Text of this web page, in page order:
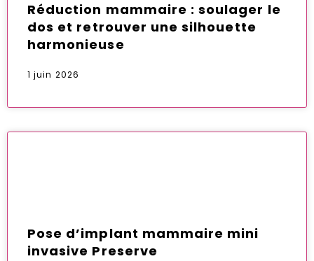
Réduction mammaire : soulager le
dos et retrouver une silhouette
harmonieuse
1 juin 2026
Pose d’implant mammaire mini
invasive Preserve